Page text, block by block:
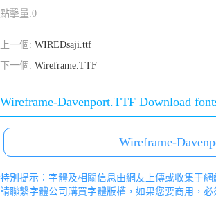
點擊量:0
上一個: WIREDsaji.ttf
下一個: Wireframe.TTF
Wireframe-Davenport.TTF Download
Wireframe-
特別提示：字體及相關信息由網友上傳或收集于
請聯繫字體公司購買字體版權，如果您要商用，